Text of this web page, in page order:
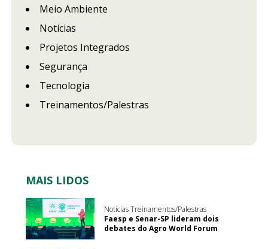
Meio Ambiente
Notícias
Projetos Integrados
Segurança
Tecnologia
Treinamentos/Palestras
MAIS LIDOS
Notícias Treinamentos/Palestras
Faesp e Senar-SP lideram dois
debates do Agro World Forum